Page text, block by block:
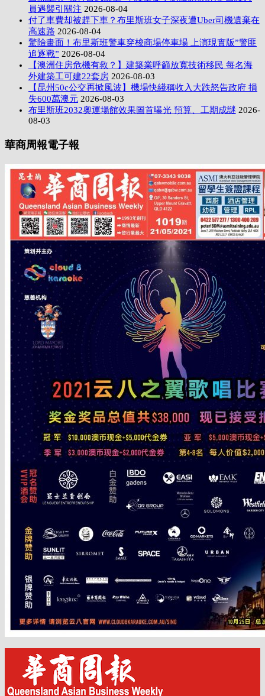
員遇襲引關注 2026-08-04
付了車費却被趕下車？布里斯班女子深夜遭Uber司機遺棄在
高速路 2026-08-04
驚險畫面！布里斯班警車穿梭商場停車場 上演現實版”警匪
追逐戰” 2026-08-04
【澳洲住房危機有救？】建築業呼籲放寬技術移民 每名海
外建築工可建22套房 2026-08-03
【昆州50c公交再掀風波】機場快綫稱收入大跌怒告政府 損
失600萬澳元 2026-08-03
布里斯班2032奧運場館效果圖首曝光 預算、工期成謎 2026-
08-03
華商周報電子報